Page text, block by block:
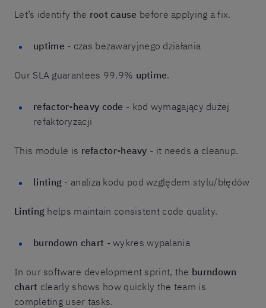
Let’s identify the root cause before applying a fix.
uptime - czas bezawaryjnego działania
Our SLA guarantees 99.9% uptime.
refactor-heavy code - kod wymagający dużej
refaktoryzacji
This module is refactor-heavy - it needs a cleanup.
linting - analiza kodu pod względem stylu/błędów
Linting helps maintain consistent code quality.
burndown chart - wykres wypalania
In our software development sprint, the burndown
chart clearly shows how quickly the team is
completing user tasks.